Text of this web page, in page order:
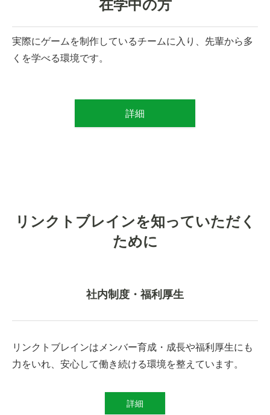
在学中の方
実際にゲームを制作しているチームに入り、先輩から多
くを学べる環境です。
詳細
リンクトブレインを知っていただく
ために
社内制度・福利厚生
リンクトブレインはメンバー育成・成長や福利厚生にも
力をいれ、安心して働き続ける環境を整えています。
詳細